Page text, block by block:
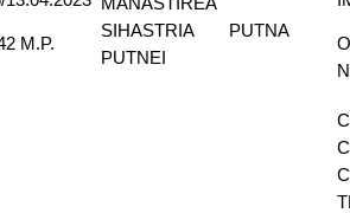
M.P.
SIHASTRIA
PUTNEI
PUTNA